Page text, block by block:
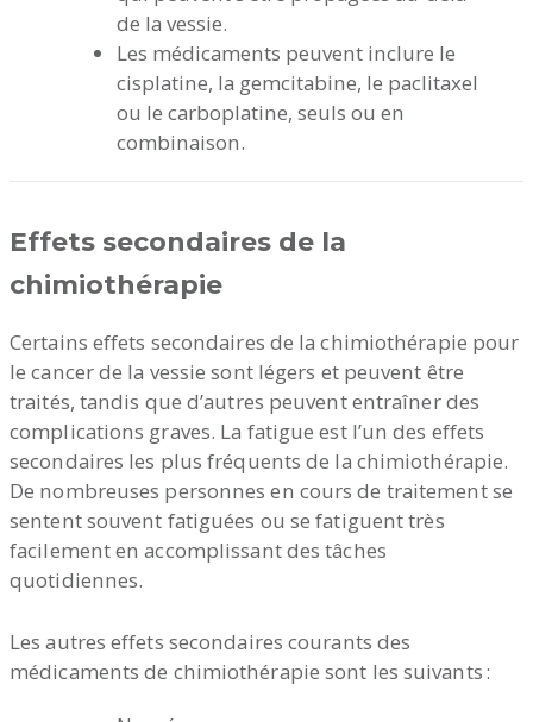
de la vessie.
Les médicaments peuvent inclure le
cisplatine, la gemcitabine, le paclitaxel
ou le carboplatine, seuls ou en
combinaison.
Effets secondaires de la
chimiothérapie
Certains effets secondaires de la chimiothérapie pour
le cancer de la vessie sont légers et peuvent être
traités, tandis que d’autres peuvent entraîner des
complications graves. La fatigue est l’un des effets
secondaires les plus fréquents de la chimiothérapie.
De nombreuses personnes en cours de traitement se
sentent souvent fatiguées ou se fatiguent très
facilement en accomplissant des tâches
quotidiennes.
Les autres effets secondaires courants des
médicaments de chimiothérapie sont les suivants :